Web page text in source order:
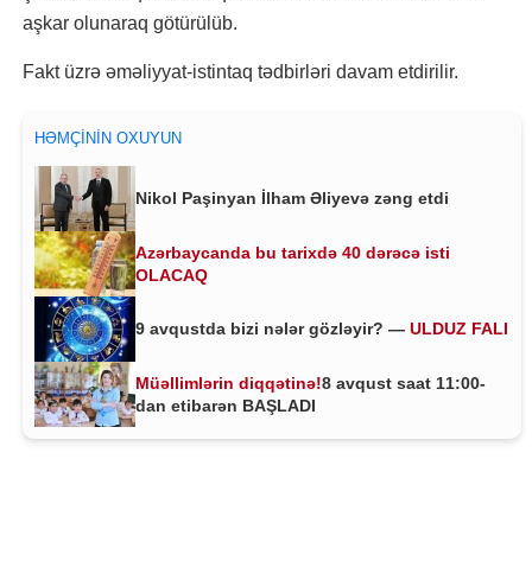
aşkar olunaraq götürülüb.
Fakt üzrə əməliyyat-istintaq tədbirləri davam etdirilir.
HƏMÇININ OXUYUN
Nikol Paşinyan İlham Əliyevə zəng etdi
Azərbaycanda bu tarixdə 40 dərəcə isti
OLACAQ
9 avqustda bizi nələr gözləyir? — ULDUZ FALI
Müəllimlərin diqqətinə!8 avqust saat 11:00-
dan etibarən BAŞLADI